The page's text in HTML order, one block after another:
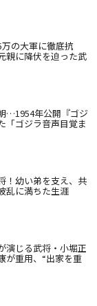
万の大軍に徹底抗
親に降伏を迫った武
…1954年公開『ゴジ
「ゴジラ音声目覚ま
！幼い弟を支え、共
乱に満ちた生涯
演じる武将・小堀正
が重用、“出家を重